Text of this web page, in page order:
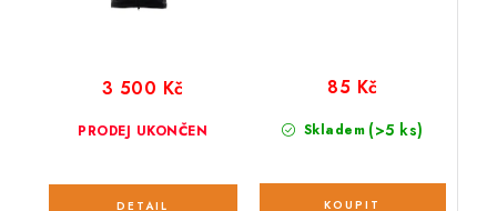
PRODEJ UKONČEN
3 500 Kč
Skladem (>5 ks)
85 Kč